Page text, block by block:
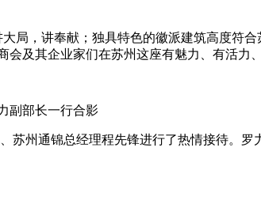
，讲奉献；独具特色的徽派建筑高度符
及其企业家们在苏州这座有魅力、有活力
副部长一行合影
州通锦总经理程先锋进行了热情接待。罗